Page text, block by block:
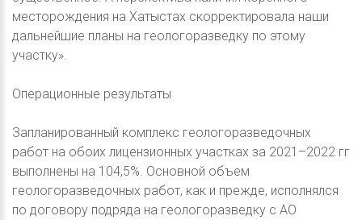
месторождения на Хатыстах скорректировала наши
дальнейшие планы на геологоразведку по этому
участку».
Операционные результаты
Запланированный комплекс геологоразведочных
работ на обоих лицензионных участках за 2021–2022 гг
выполнены на 104,5%. Основной объем
геологоразведочных работ, как и прежде, исполнялся
по договору подряда на геологоразведку с АО